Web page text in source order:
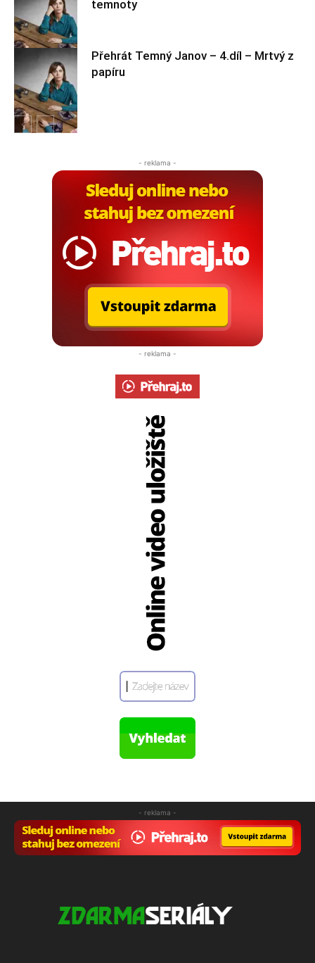
Temný Janov
Temný Janov
temnoty
Přehrát Temný Janov – 4.díl – Mrtvý z
papíru
- reklama -
- reklama -
- reklama -